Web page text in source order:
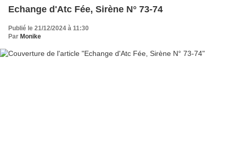
Echange d'Atc Fée, Sirène N° 73-74
Publié le 21/12/2024 à 11:30
Par Monike